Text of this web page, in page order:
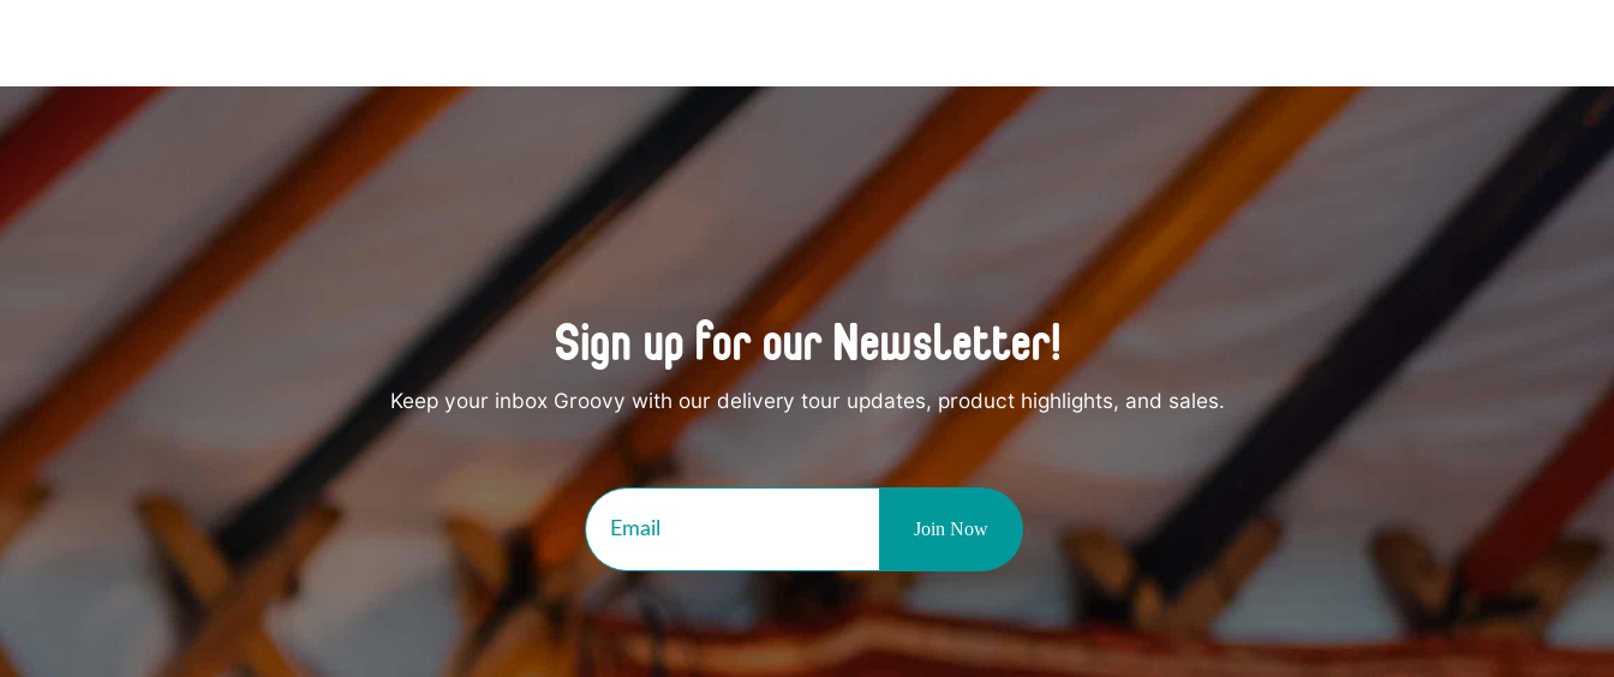
Sign up for our Newsletter!
Keep your inbox Groovy with our delivery tour updates, product highlights, and sales.